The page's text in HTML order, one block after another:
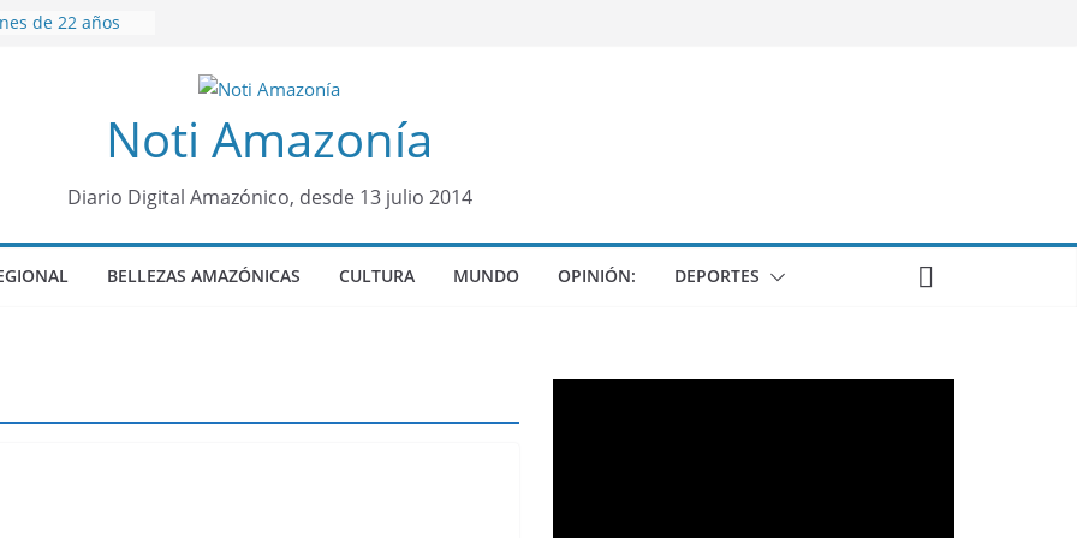
de 22 años
Diez de
Noti Amazonía
Diario Digital Amazónico, desde 13 julio 2014
BELLEZAS AMAZÓNICAS CULTURA MUNDO OPINIÓN: DEPORTES